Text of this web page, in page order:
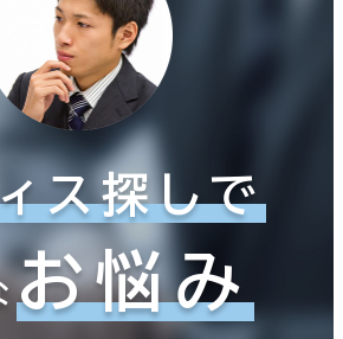
ス探しで
お悩み